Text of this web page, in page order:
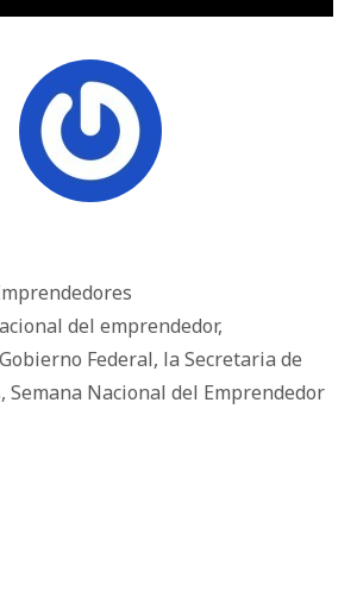
del emprendedor,
Gobierno Federal, la Secretaria de
, Semana Nacional del Emprendedor